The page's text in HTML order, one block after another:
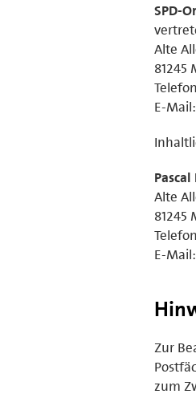
SPD-
Alte
81245
E-Mail:
Alte
81245
E-Mail:
Zur
zum